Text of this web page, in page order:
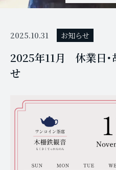
2025.10.31 お知らせ
2025年11月 休業日・
せ